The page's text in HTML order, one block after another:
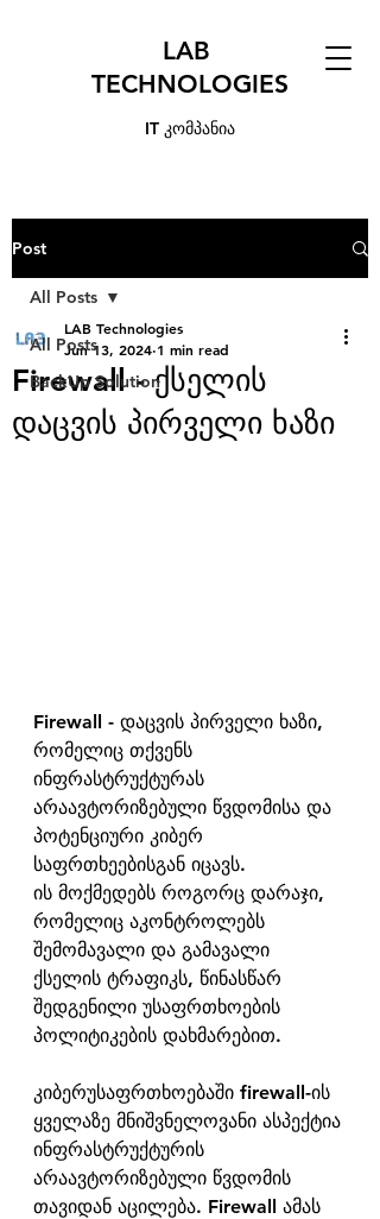
LAB
TECHNOLOGIES
IT კომპანია
Post
All Posts
BackUp Solution
All Posts
Firewall - ქსელის
დაცვის პირველი ხაზი
LAB Technologies
Jun 13, 2024 1 min read
Firewall - დაცვის პირველი ხაზი,
რომელიც თქვენს
ინფრასტრუქტურას
არაავტორიზებული წვდომისა და
პოტენციური კიბერ
საფრთხეებისგან იცავს.
ის მოქმედებს როგორც დარაჯი,
რომელიც აკონტროლებს
შემომავალი და გამავალი
ქსელის ტრაფიკს, წინასწარ
შედგენილი უსაფრთხოების
პოლიტიკების დახმარებით.
კიბერუსაფრთხოებაში firewall-ის
ყველაზე მნიშვნელოვანი ასპექტია
ინფრასტრუქტურის
არაავტორიზებული წვდომის
თავიდან აცილება. Firewall ამას